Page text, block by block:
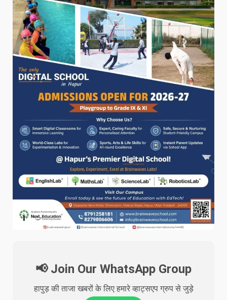
📢 Join Our WhatsApp Group
हापुड़ की ताजा खबरों के लिए हमारे व्हाट्सएप ग्रुप से जुड़े